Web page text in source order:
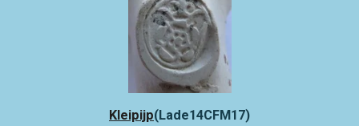
Kleipijp(Lade14CFM17)